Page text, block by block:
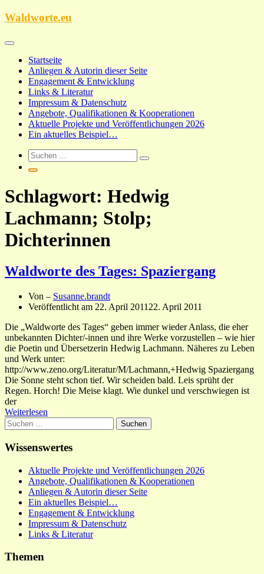
Zum
Waldworte.eu
Startseite
Anliegen & Autorin dieser Seite
Engagement & Entwicklung
Links & Literatur
Impressum & Datenschutz
Angebote, Qualifikationen & Kooperationen
Aktuelle Projekte und Veröffentlichungen 2026
Ein aktuelles Beispiel…
Schlagwort: Hedwig
Lachmann; Stolp;
Dichterinnen
Waldworte des Tages: Spaziergang
Von – Susanne.brandt
Veröffentlicht am 22. April 2011 22. April 2011
Die „Waldworte des Tages“ geben immer wieder Anlass, die eher
unbekannten Dichter/-innen und ihre Werke vorzustellen – wie hier
die Poetin und Übersetzerin Hedwig Lachmann. Näheres zu Leben
und Werk unter:
http://www.zeno.org/Literatur/M/Lachmann,+Hedwig Spaziergang
Die Sonne steht schon tief. Wir scheiden bald. Leis sprüht der
Regen. Horch! Die Meise klagt. Wie dunkel und verschwiegen ist
der
Weiterlesen
Suchen
nach:
Wissenswertes
Aktuelle Projekte und Veröffentlichungen 2026
Angebote, Qualifikationen & Kooperationen
Anliegen & Autorin dieser Seite
Ein aktuelles Beispiel…
Engagement & Entwicklung
Impressum & Datenschutz
Links & Literatur
Themen